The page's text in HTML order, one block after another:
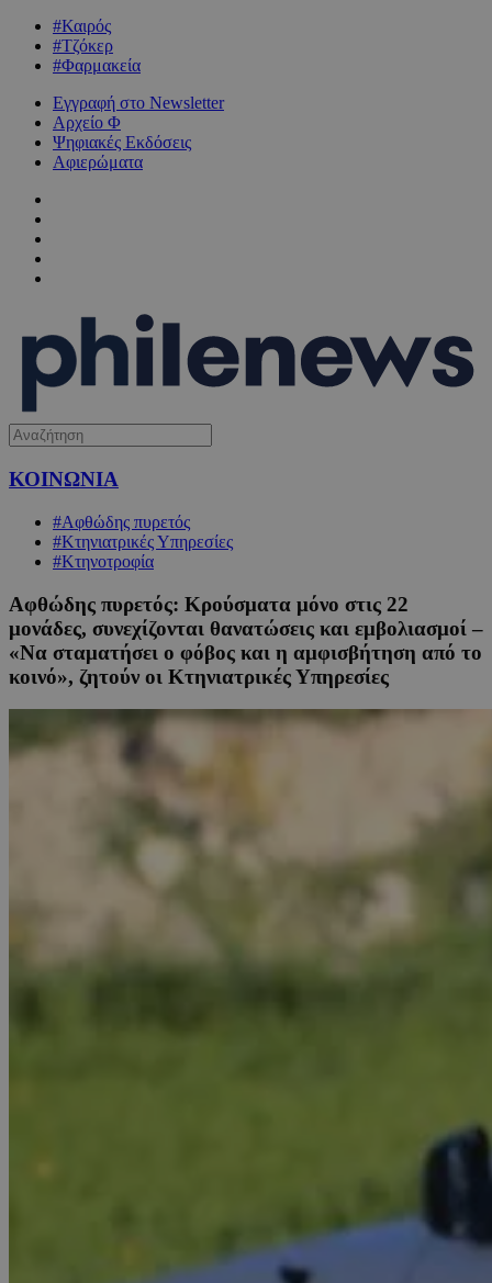
#Καιρός
#Τζόκερ
#Φαρμακεία
Εγγραφή στο Newsletter
Αρχείο Φ
Ψηφιακές Εκδόσεις
Αφιερώματα
ΚΟΙΝΩΝΙΑ
#Αφθώδης πυρετός
#Κτηνιατρικές Υπηρεσίες
#Κτηνοτροφία
Αφθώδης πυρετός: Κρούσματα μόνο στις 22
μονάδες, συνεχίζονται θανατώσεις και εμβολιασμοί –
«Να σταματήσει ο φόβος και η αμφισβήτηση από το
κοινό», ζητούν οι Κτηνιατρικές Υπηρεσίες